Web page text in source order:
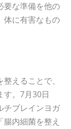
要な準備を他の
体に有害なもの
えることで、
す。7月30日
チブレインヨガ
内細菌を整え